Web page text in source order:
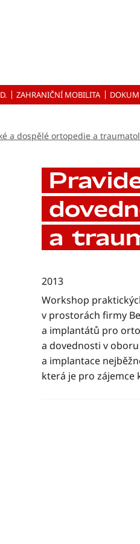
ZAHRANIČNÍ MOBILITA
a dospělé ortopedie a
a
2013
Workshop
v prostorách firmy
a implantátů pro
a dovednosti v
a implantace
která je pro zájemce